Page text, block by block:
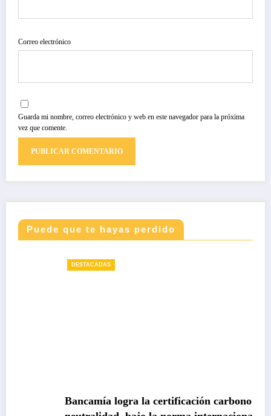
Correo electrónico
Guarda mi nombre, correo electrónico y web en este navegador para la próxima
vez que comente.
Puede que te hayas perdido
DESTACADAS
Bancamía logra la certificación carbono